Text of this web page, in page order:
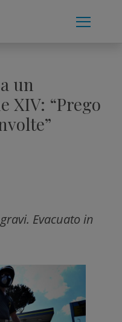
un
XIV: “Prego
Evacuato in